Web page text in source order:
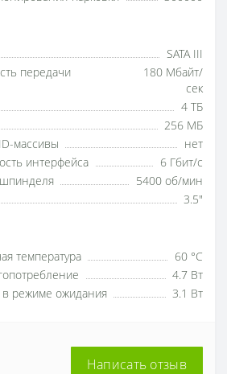
SATA III
передачи
180 Мбайт/
сек
4 ТБ
256 МБ
массивы
нет
интерфейса
6 Гбит/с
5400 об/мин
3.5"
температура
60 °C
4.7 Вт
режиме ожидания
3.1 Вт
Написать отзыв